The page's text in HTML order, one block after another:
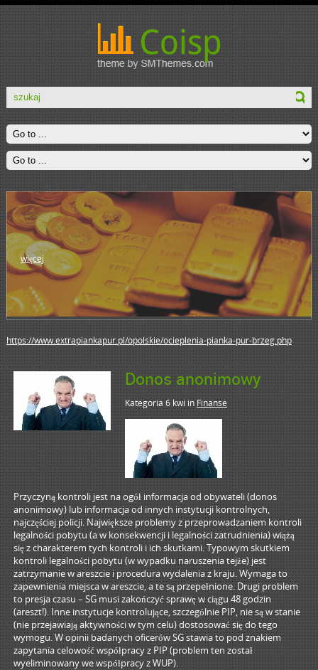
więcej
https://www.extrapiankapur.pl/opolskie/ocieplenia-pianka-pur-brzeg.php
Donos anonimowy
Kategoria 6 kwiinFinanse
Przyczyną kontroli jest na ogół informacja od obywateli (donos
anonimowy) lub informacja od innych instytucji kontrolnych,
najczęściej policji. Największe problemy z przeprowadzaniem kontroli
legalności pobytu (a w konsekwencji i legalności zatrudnienia) wiążą
się z charakterem tych kontroli i ich skutkami. Typowym skutkiem
kontroli legalności pobytu (w wypadku naruszenia tejże) jest
zatrzymanie w areszcie i procedura wydalenia z kraju. Wymaga to
zapewnienia miejsca w areszcie, a te są przepełnione. Drugi problem
to presja czasu – SG musi zakończyć sprawę w ciągu 48 godzin
(areszt!). Inne instytucje kontrolujące, szczególnie PIP, nie są w stanie
(nie przejawiają aktywności w tym celu) dostosować się do tego
wymogu. W opinii badanych oficerów SG stawia to pod znakiem
zapytania celowość współpracy z PIP (problem ten został
wyeliminowany we współpracy z WUP).